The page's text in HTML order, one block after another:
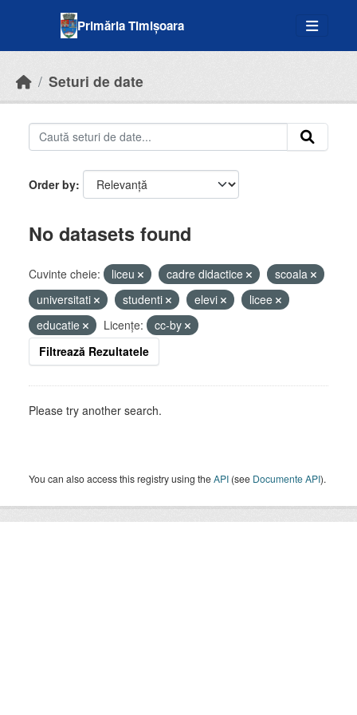
Primăria Timișoara
Seturi de date
Order by
No datasets found
Cuvinte cheie: liceu cadre didactice
scoala
universitati
studenti elevi
licee
educatie
Licenţe:
cc-by
Filtrează Rezultatele
Please try another search.
You can also access this registry using theAPI (see Documente API).